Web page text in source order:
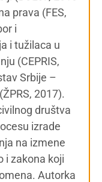
prava (FES,
i
i tužilaca u
(CEPRIS,
Srbije –
2017).
društva
izrade
na izmene
i zakona koji
Autorka